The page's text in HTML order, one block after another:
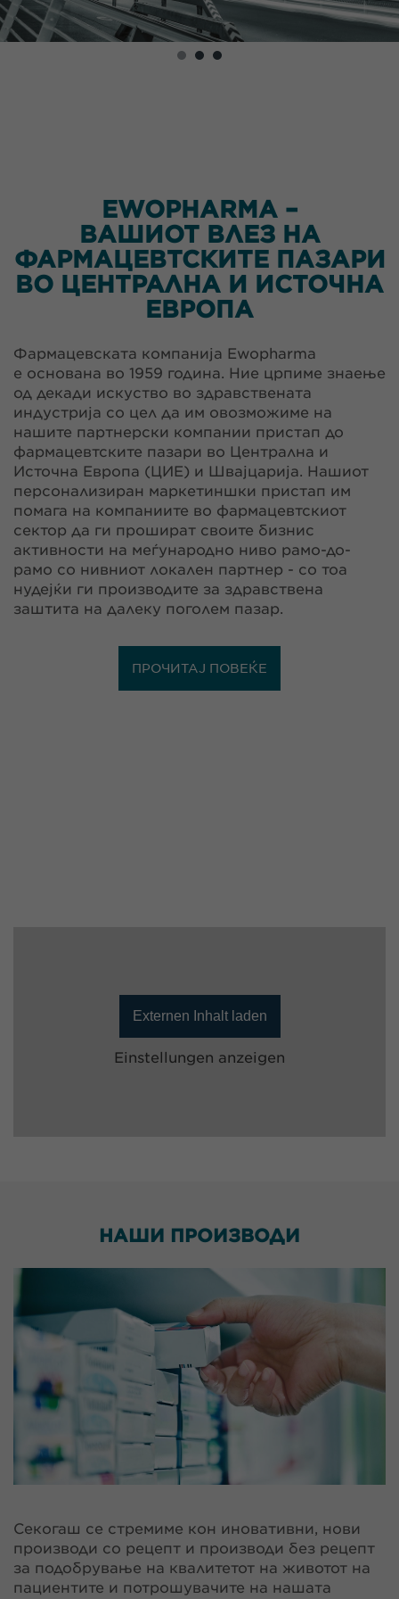
EWOPHARMA –
ВАШИОТ ВЛЕЗ НА
ФАРМАЦЕВТСКИТЕ ПАЗАРИ
ВО ЦЕНТРАЛНА И ИСТОЧНА
ЕВРОПА
Фармацевската компанија Ewopharma
е основана во 1959 година. Ние црпиме знаење
од декади искуство во здравствената
индустрија со цел да им овозможиме на
нашите партнерски компании пристап до
фармацевтските пазари во Централна и
Источна Европа (ЦИЕ) и Швајцарија. Нашиот
персонализиран маркетиншки пристап им
помага на компаниите во фармацевтскиот
сектор да ги прошират своите бизнис
активности на меѓународно ниво рамо-до-
рамо со нивниот локален партнер - со тоа
нудејќи ги производите за здравствена
заштита на далеку поголем пазар.
ПРОЧИТАЈ ПОВЕЌЕ
Externen Inhalt laden
Einstellungen anzeigen
НАШИ ПРОИЗВОДИ
Секогаш се стремиме кон иновативни, нови
производи со рецепт и производи без рецепт
за подобрување на квалитетот на животот на
пациентите и потрошувачите на нашата